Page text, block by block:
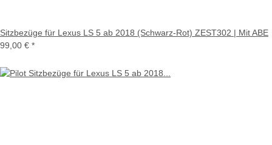
Sitzbezüge für Lexus LS 5 ab 2018 (Schwarz-Rot) ZEST302 | Mit ABE
99,00 € *